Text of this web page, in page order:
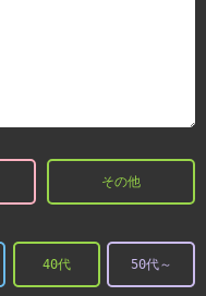
その他
40代 50代～